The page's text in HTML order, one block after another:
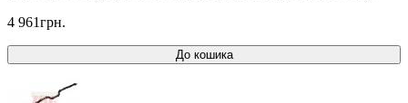
4 961грн.
До кошика